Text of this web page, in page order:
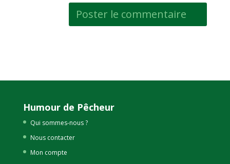
Humour de Pêcheur
Qui sommes-nous ?
Nous contacter
Mon compte